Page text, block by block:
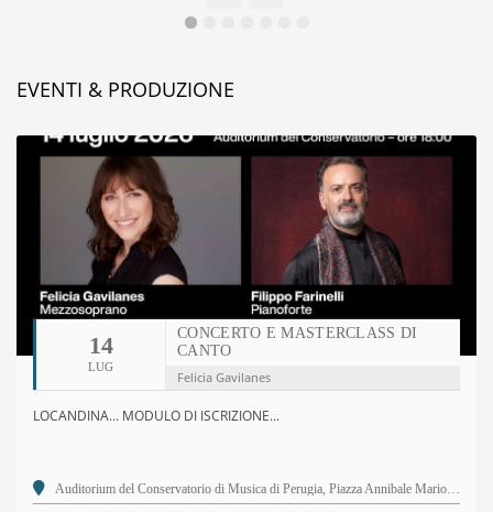
EVENTI & PRODUZIONE
14
LUG
CONCERTO E MASTERCLASS DI
CANTO
Felicia Gavilanes
LOCANDINA... MODULO DI ISCRIZIONE...
Auditorium del Conservatorio di Musica di Perugia, Piazza Annibale Mariotti, 2 - 06123 Perugia PG